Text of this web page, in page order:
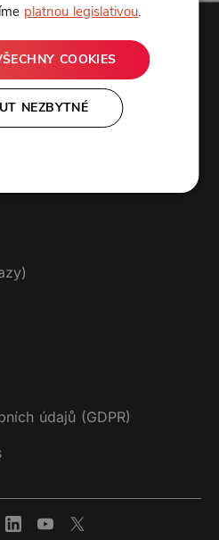
údajů (GDPR)
platnou legislativou.
COOKIES
NEZBYTNÉ